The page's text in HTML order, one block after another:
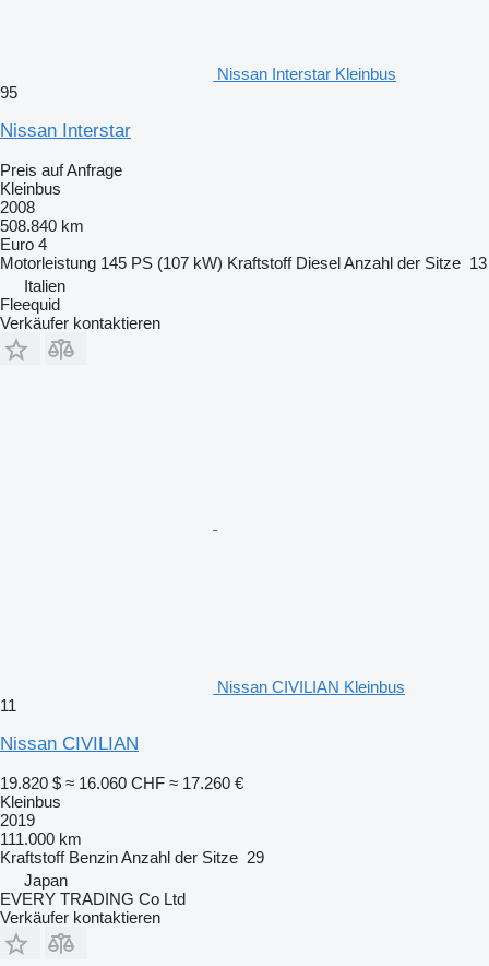
Nissan Interstar Kleinbus
95
Nissan Interstar
Preis auf Anfrage
Kleinbus
2008
508.840 km
Euro 4
Motorleistung 145 PS (107 kW) Kraftstoff DieselAnzahl der Sitze 13
Italien
Fleequid
Verkäufer kontaktieren
Nissan CIVILIAN Kleinbus
11
Nissan CIVILIAN
19.820 $ ≈ 16.060 CHF ≈ 17.260 €
Kleinbus
2019
111.000 km
Kraftstoff BenzinAnzahl der Sitze 29
Japan
EVERY TRADING Co Ltd
Verkäufer kontaktieren